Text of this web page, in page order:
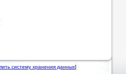
систему хранения данных]